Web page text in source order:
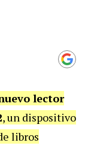
lector
, un dispositivo
libros